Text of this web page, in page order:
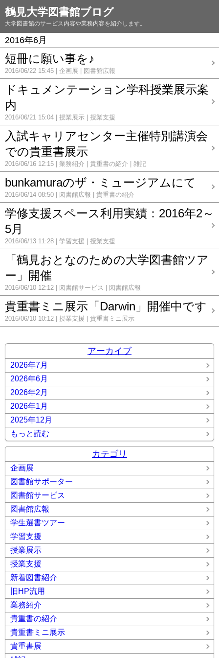
鶴見大学図書館ブログ
大学図書館のサービス内容や業務内容を紹介します。
2016年6月
短冊に願い事を♪
2016/06/22 15:45 企画展 図書館広報
ドキュメンテーション学科授業展示案
内
2016/06/21 15:04 授業展示 授業支援
入試キャリアセンター主催特別講演会
での貴重書展示
2016/06/16 12:15 業務紹介 貴重書の紹介 雑記
bunkamuraのザ・ミュージアムにて
2016/06/14 08:50 図書館広報 貴重書の紹介
学修支援スペース利用実績：2016年2～
5月
2016/06/13 11:28 学習支援 授業支援
「鶴見おとなのための大学図書館ツア
ー」開催
2016/06/10 12:12 図書館サービス 図書館広報
貴重書ミニ展示「Darwin」開催中です
2016/06/10 10:12 授業支援 貴重書ミニ展示
アーカイブ
2026年7月
2026年6月
2026年2月
2026年1月
2025年12月
もっと読む
カテゴリ
企画展
図書館サポーター
図書館サービス
図書館広報
学生選書ツアー
学習支援
授業展示
授業支援
新着図書紹介
旧HP流用
業務紹介
貴重書の紹介
貴重書ミニ展示
貴重書展